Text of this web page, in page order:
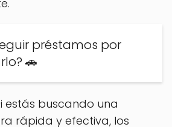
préstamos por
🚗
estás buscando una
rápida y efectiva, los